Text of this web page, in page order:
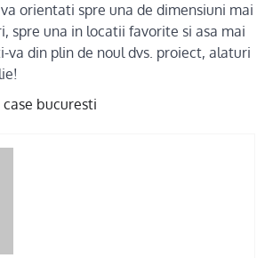
orientati spre una de dimensiuni mai
spre una in locatii favorite si asa mai
va din plin de noul dvs. proiect, alaturi
bucuresti